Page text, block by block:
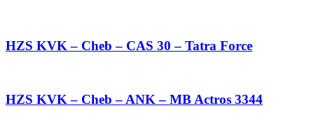
HZS KVK – Cheb – CAS 30 – Tatra Force
HZS KVK – Cheb – ANK – MB Actros 3344